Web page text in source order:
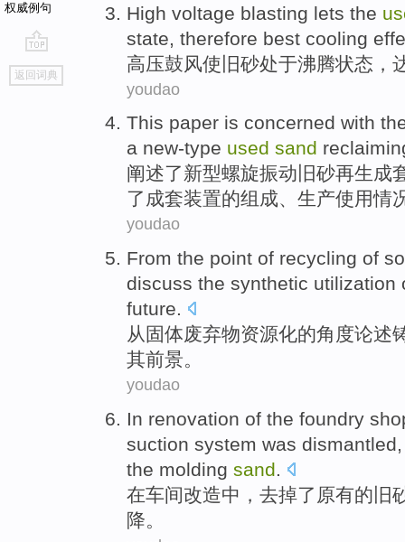
权威例句
go
top
返回词典
High voltage blasting lets the
state , therefore best cooling
高压鼓风使 旧砂处于沸腾状态 ，
youdao
This paper is concerned with
a new-type used sand
阐述了新型螺旋振动旧砂再生成
了成套装置的组成、生产使用情
youdao
From the point of recycling of
discuss the synthetic utilization
future.
从 固体废弃物资源化的角度论述
其前景。
youdao
In renovation of the foundry
suction system was
the molding sand.
在车间改造中，去掉了 原有的 旧
降。